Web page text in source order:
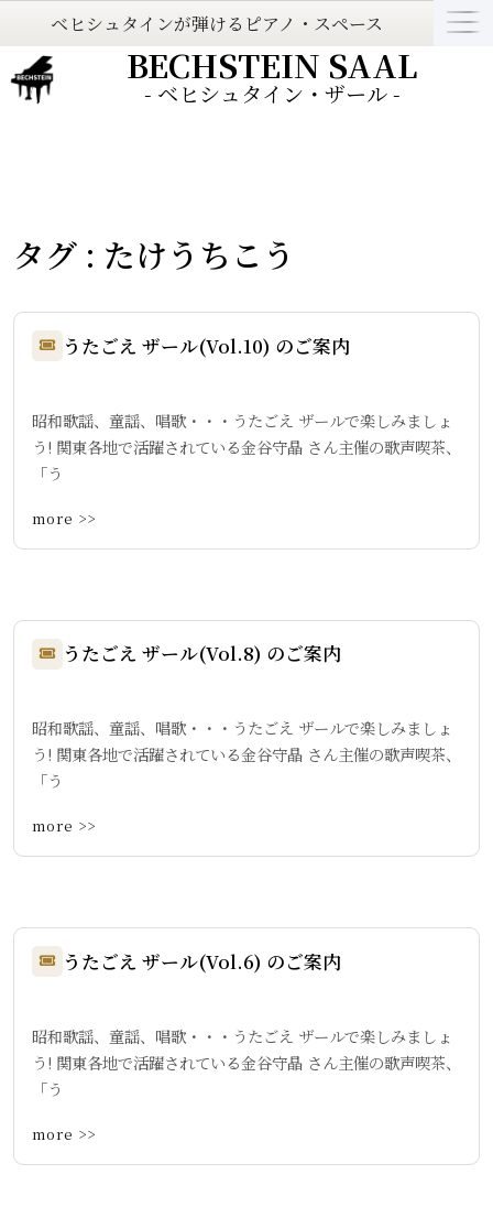
ベヒシュタインが弾けるピアノ・スペース
BECHSTEIN SAAL
- ベヒシュタイン・ザール -
タグ : たけうちこう
うたごえ ザール(Vol.10) のご案内
昭和歌謡、童謡、唱歌・・・うたごえ ザールで楽しみましょ
う! 関東各地で活躍されている金谷守晶 さん主催の歌声喫茶、
「う
more >>
うたごえ ザール(Vol.8) のご案内
昭和歌謡、童謡、唱歌・・・うたごえ ザールで楽しみましょ
う! 関東各地で活躍されている金谷守晶 さん主催の歌声喫茶、
「う
more >>
うたごえ ザール(Vol.6) のご案内
昭和歌謡、童謡、唱歌・・・うたごえ ザールで楽しみましょ
う! 関東各地で活躍されている金谷守晶 さん主催の歌声喫茶、
「う
more >>